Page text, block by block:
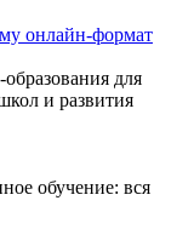
онлайн-формат
для
и развития